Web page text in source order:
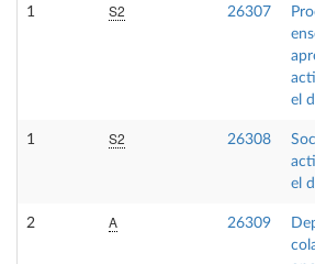
1 S2 26307
el
1 S2 26308
el
2 A 26309